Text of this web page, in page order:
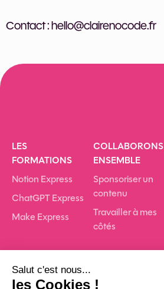
Contact : hello@clairenocode.fr
LES
FORMATIONS
Notion Express
ChatGPT Express
Make Express
COLLABORONS
ENSEMBLE
Sponsoriser un
contenu
Travailler à mes
côtés